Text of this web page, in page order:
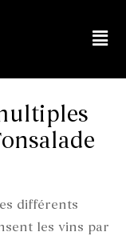
différents
les vins par